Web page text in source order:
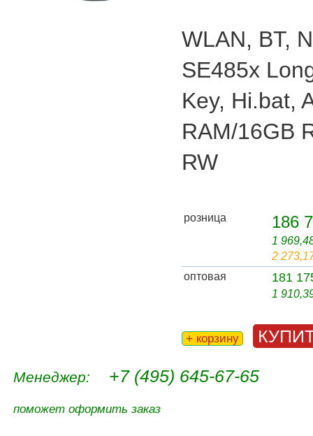
WLAN, BT,
SE485x
Key, Hi.bat,
RAM/16GB
RW
розница 186
1
2
оптовая
181
1
+ корзину
Менеджер: +7 (495) 645-67-65
поможет оформить заказ